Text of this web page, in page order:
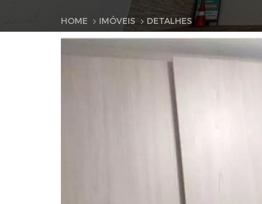
HOME IMÓVEIS DETALHES